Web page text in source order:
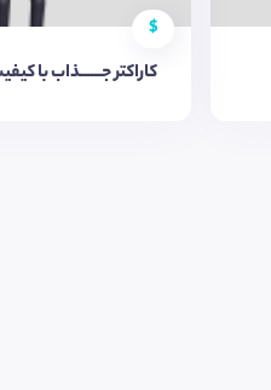
$
کاراکتر جــــــذاب با کیفیت